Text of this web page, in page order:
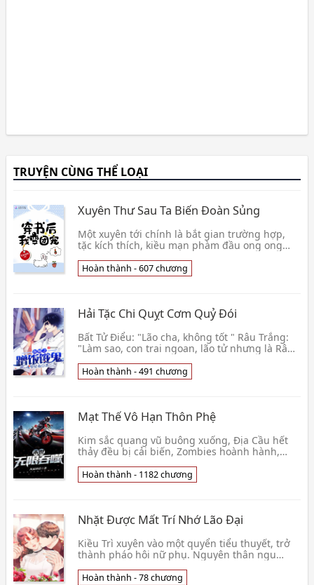
TRUYỆN CÙNG THỂ LOẠI
Xuyên Thư Sau Ta Biến Đoàn Sủng
Một xuyên tới chính là bắt gian trường hợp,
tặc kích thích, kiều mạn phàm đầu ong ong
chính mình tươn
Hoàn thành - 607 chương
Hải Tặc Chi Quỵt Cơm Quỷ Đói
Bất Tử Điểu: "Lão cha, không tốt " Râu Trắng:
"Làm sao, con trai ngoan, lão tử nhưng là Râu
Hoàn thành - 491 chương
Mạt Thế Vô Hạn Thôn Phệ
Kim sắc quang vũ buông xuống, Địa Cầu hết
thảy đều bị cải biến, Zombies hoành hành,
xuất hiện
Hoàn thành - 1182 chương
Nhặt Được Mất Trí Nhớ Lão Đại
Kiều Trì xuyên vào một quyển tiểu thuyết, trở
thành pháo hôi nữ phụ. Nguyên thân ngu
diện ngượ
Hoàn thành - 78 chương